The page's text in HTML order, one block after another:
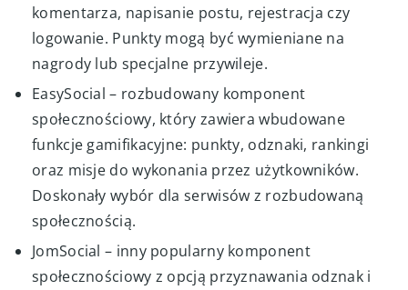
komentarza, napisanie postu, rejestracja czy
logowanie. Punkty mogą być wymieniane na
nagrody lub specjalne przywileje.
EasySocial – rozbudowany komponent
społecznościowy, który zawiera wbudowane
funkcje gamifikacyjne: punkty, odznaki, rankingi
oraz misje do wykonania przez użytkowników.
Doskonały wybór dla serwisów z rozbudowaną
społecznością.
JomSocial – inny popularny komponent
społecznościowy z opcją przyznawania odznak i